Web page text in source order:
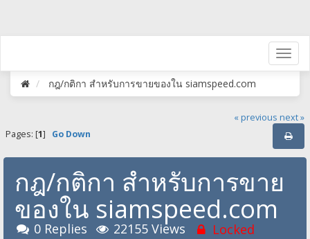
กฎ​/กติกา สำหรับการขายของใน siamspeed.com
« previous next »
Pages: [1] Go Down
กฎ​/กติกา สำหรับการขาย
ของใน siamspeed.com
0 Replies 22155 Views Locked